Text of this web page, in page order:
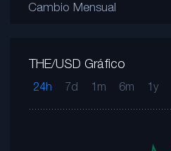
Cambio Mensual
THE/USD Gráfico
24h 7d 1m 6m 1y